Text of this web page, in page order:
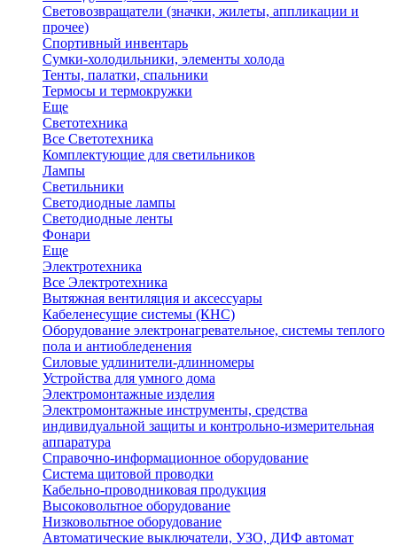
Световозвращатели (значки, жилеты, аппликации и
прочее)
Спортивный инвентарь
Сумки-холодильники, элементы холода
Тенты, палатки, спальники
Термосы и термокружки
Еще
Светотехника
Все Светотехника
Комплектующие для светильников
Лампы
Светильники
Светодиодные лампы
Светодиодные ленты
Фонари
Еще
Электротехника
Все Электротехника
Вытяжная вентиляция и аксессуары
Кабеленесущие системы (КНС)
Оборудование электронагревательное, системы теплого
пола и антиобледенения
Силовые удлинители-длинномеры
Устройства для умного дома
Электромонтажные изделия
Электромонтажные инструменты, средства
индивидуальной защиты и контрольно-измерительная
аппаратура
Справочно-информационное оборудование
Система щитовой проводки
Кабельно-проводниковая продукция
Высоковольтное оборудование
Низковольтное оборудование
Автоматические выключатели, УЗО, ДИФ автомат